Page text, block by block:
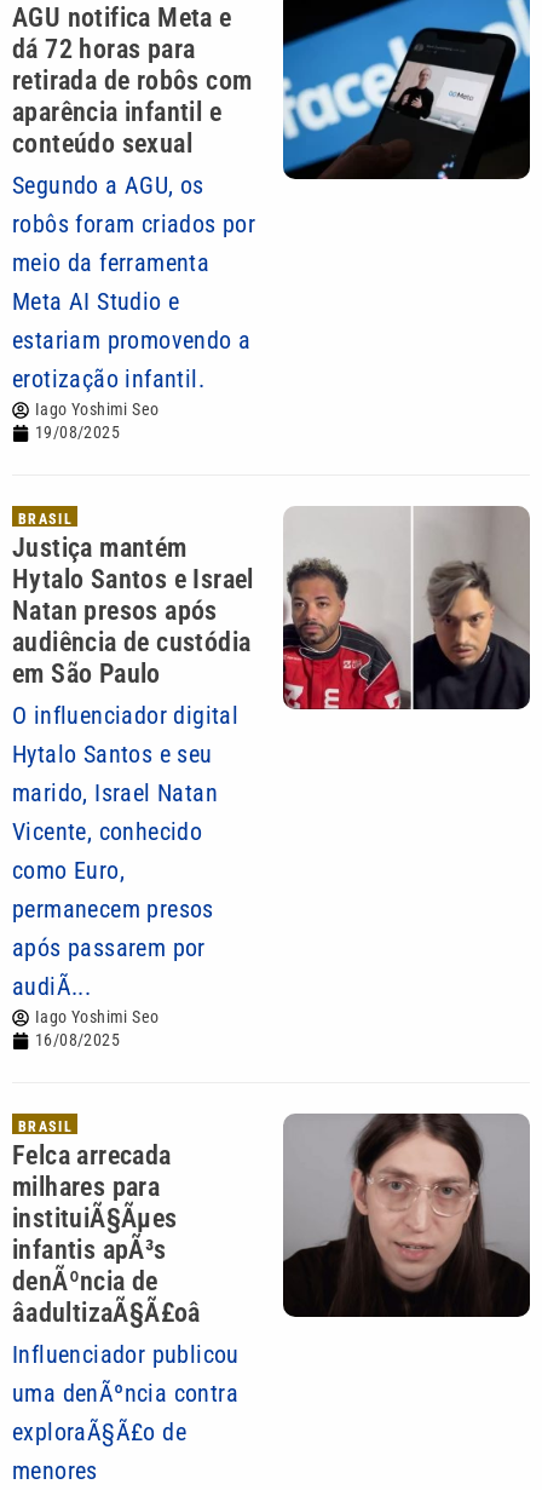
AGU notifica Meta e
dá 72 horas para
retirada de robôs com
aparência infantil e
conteúdo sexual
Segundo a AGU, os
robôs foram criados por
meio da ferramenta
Meta AI Studio e
estariam promovendo a
erotização infantil.
Iago Yoshimi Seo
19/08/2025
BRASIL
Justiça mantém
Hytalo Santos e Israel
Natan presos após
audiência de custódia
em São Paulo
O influenciador digital
Hytalo Santos e seu
marido, Israel Natan
Vicente, conhecido
como Euro,
permanecem presos
após passarem por
audiÃ...
Iago Yoshimi Seo
16/08/2025
BRASIL
Felca arrecada
milhares para
instituiÃ§Ãµes
infantis apÃ³s
denÃºncia de
âadultizaÃ§Ã£oâ
Influenciador publicou
uma denÃºncia contra
exploraÃ§Ã£o de
menores